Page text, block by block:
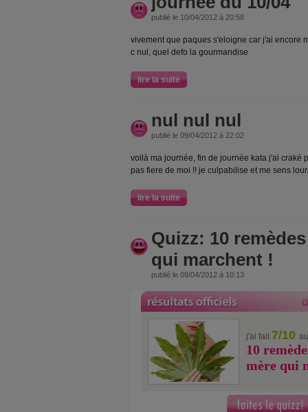
publié le 10/04/2012 à 20:58
vivement que paques s'eloigne car j'ai encore
c nul, quel defo la gourmandise
lire la suite
nul nul nul
publié le 09/04/2012 à 22:02
voilà ma journée, fin de journée kata j'ai craké
pas fiere de moi !! je culpabilise et me sens
lire la suite
Quizz: 10
qui marchent !
publié le 09/04/2012 à 10:13
j'ai fait 7/10
10
mère qui